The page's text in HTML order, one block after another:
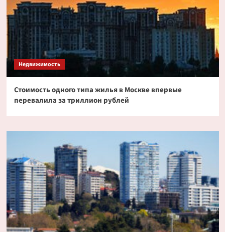
Недвижимость
Стоимость одного типа жилья в Москве впервые
перевалила за триллион рублей